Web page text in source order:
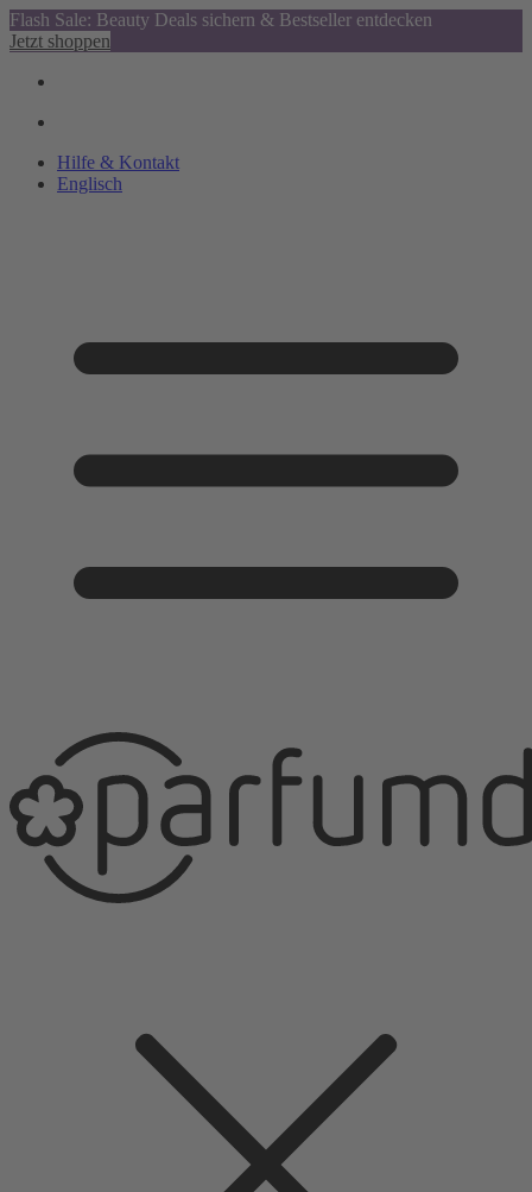
Flash Sale: Beauty Deals sichern & Bestseller entdecken
Jetzt shoppen
Hilfe & Kontakt
Englisch